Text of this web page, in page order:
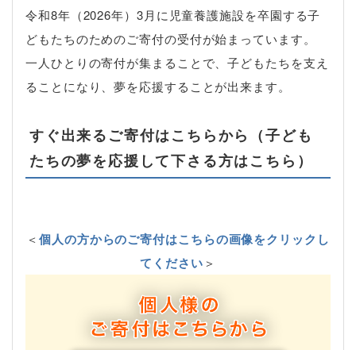
令和8年（2026年）3月に児童養護施設を卒園する子
どもたちのためのご寄付の受付が始まっています。
一人ひとりの寄付が集まることで、子どもたちを支え
ることになり、夢を応援することが出来ます。
すぐ出来るご寄付はこちらから（子ども
たちの夢を応援して下さる方はこちら）
＜個人の方からのご寄付はこちらの画像をクリックし
てください＞